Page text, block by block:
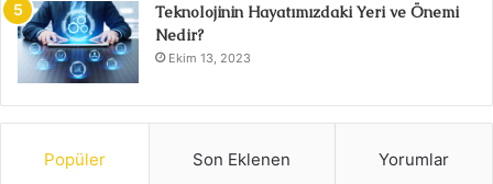
Teknolojinin Hayatımızdaki Yeri ve Önemi
Nedir?
Ekim 13, 2023
Popüler Son Eklenen Yorumlar